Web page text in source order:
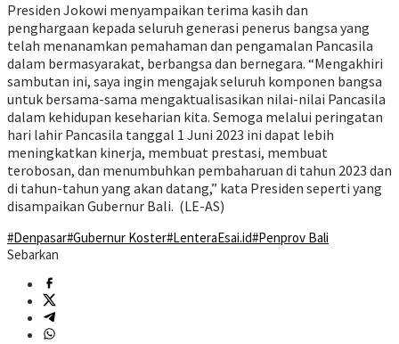
Presiden Jokowi menyampaikan terima kasih dan
penghargaan kepada seluruh generasi penerus bangsa yang
telah menanamkan pemahaman dan pengamalan Pancasila
dalam bermasyarakat, berbangsa dan bernegara. “Mengakhiri
sambutan ini, saya ingin mengajak seluruh komponen bangsa
untuk bersama-sama mengaktualisasikan nilai-nilai Pancasila
dalam kehidupan keseharian kita. Semoga melalui peringatan
hari lahir Pancasila tanggal 1 Juni 2023 ini dapat lebih
meningkatkan kinerja, membuat prestasi, membuat
terobosan, dan menumbuhkan pembaharuan di tahun 2023 dan
di tahun-tahun yang akan datang,” kata Presiden seperti yang
disampaikan Gubernur Bali. (LE-AS)
#Denpasar#Gubernur Koster#LenteraEsai.id#Penprov Bali
Sebarkan